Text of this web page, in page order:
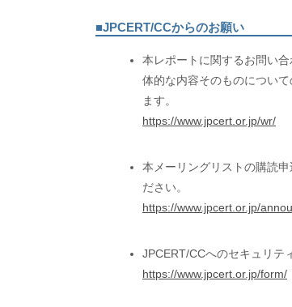
■JPCERT/CCからのお願い
本レポートに関するお問い合
体的な内容そのものについ
ます。
https://www.jpcert.or.jp/wr/
本メーリングリストの購読
ださい。
https://www.jpcert.or.jp/
JPCERT/CCへのセキュリテ
https://www.jpcert.or.jp/form/